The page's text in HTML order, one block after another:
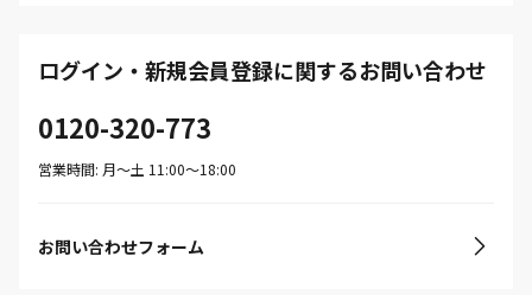
ログイン・新規会員登録に関するお問い合わせ
0120-320-773
営業時間: 月〜土 11:00〜18:00
お問い合わせフォーム